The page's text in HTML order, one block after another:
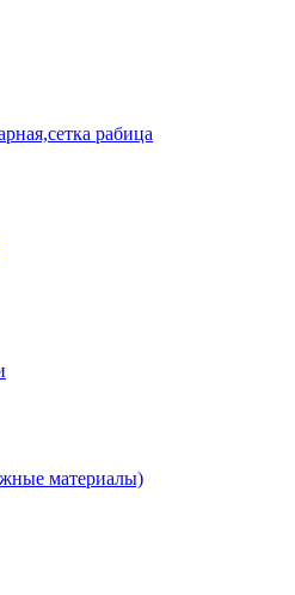
рабица
материалы)